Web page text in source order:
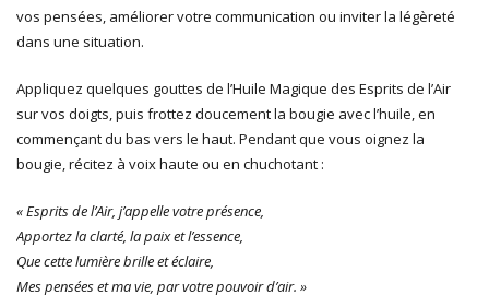
vos pensées, améliorer votre communication ou inviter la légèreté
dans une situation.
Appliquez quelques gouttes de l’Huile Magique des Esprits de l’Air
sur vos doigts, puis frottez doucement la bougie avec l’huile, en
commençant du bas vers le haut. Pendant que vous oignez la
bougie, récitez à voix haute ou en chuchotant :
« Esprits de l’Air, j’appelle votre présence,
Apportez la clarté, la paix et l’essence,
Que cette lumière brille et éclaire,
Mes pensées et ma vie, par votre pouvoir d’air. »